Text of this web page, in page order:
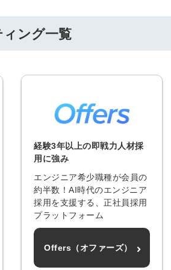
ング一覧
経験3年以上の即戦力人材採
用に強み
エンジニア希少職種が会員の
約半数！AI時代のエンジニア
採用を支援する、正社員採用
プラットフォーム
Offers（オファーズ）
会員登録
メールアドレス
※ログインIDとな
ます
利用規約と個人情
の取り扱いについ
同意のうえ
登
録